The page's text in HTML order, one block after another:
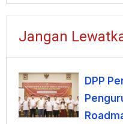
Jangan
DPP